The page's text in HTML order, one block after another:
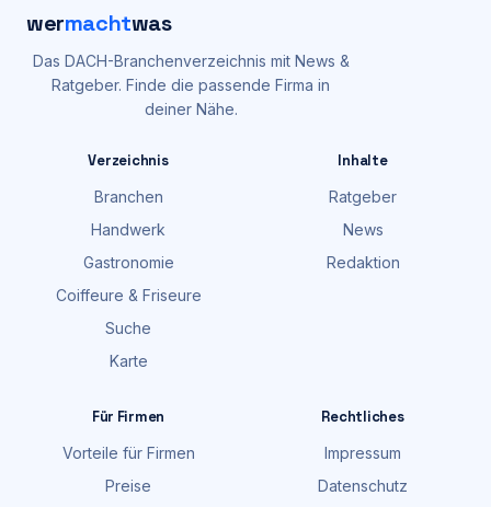
wermachtwas
Das DACH-Branchenverzeichnis mit News &
Ratgeber. Finde die passende Firma in
deiner Nähe.
Verzeichnis
Branchen
Handwerk
Gastronomie
Coiffeure & Friseure
Suche
Karte
Inhalte
Ratgeber
News
Redaktion
Für Firmen
Vorteile für Firmen
Preise
Rechtliches
Impressum
Datenschutz